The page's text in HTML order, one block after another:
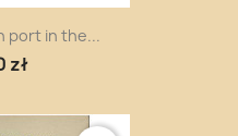
port in the...
zł